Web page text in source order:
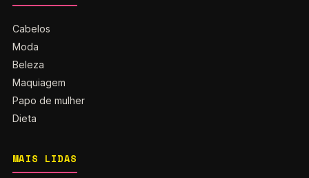
Cabelos
Moda
Beleza
Maquiagem
Papo de mulher
Dieta
MAIS LIDAS